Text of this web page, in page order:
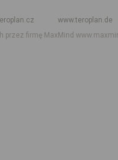
www.teroplan.de
przez firmę MaxMind